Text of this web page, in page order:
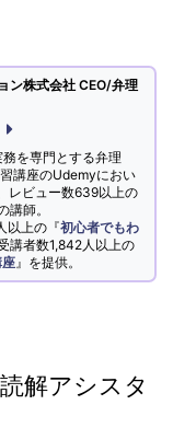
ン株式会社 CEO/弁理
を専門とする弁理
講座のUdemyにおい
レビュー数639以上の
講師。
以上の『初心者でもわ
講者数1,842人以上の
』を提供。
解アシスタ